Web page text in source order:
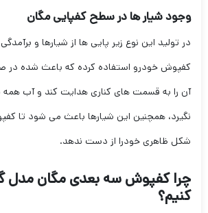
وجود شیار ها در سطح کفپایی مگان
در تولید این نوع زیر پایی ها از شیارها و
کفپوش خودرو استفاده کرده که باعث شده در
آن را به قسمت های کناری هدایت کند و آب همه
نگیرد، همچنین این شیارها باعث می شود تا
شکل ظاهری خودرا از دست ندهد.
چرا کفپوش سه بعدی مگان مدل
کنیم؟